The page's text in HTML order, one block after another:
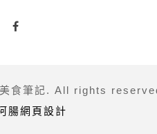
食筆記. All rights
腸網頁設計